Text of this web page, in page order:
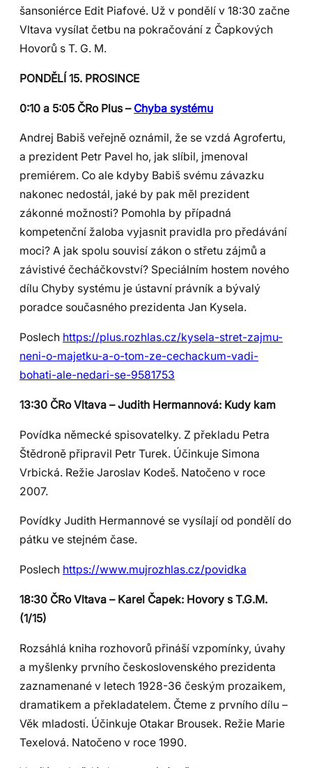
šansoniérce Edit Piafové. Už v pondělí v 18:30 začne
Vltava vysílat četbu na pokračování z Čapkových
Hovorů s T. G. M.
PONDĚLÍ 15. PROSINCE
0:10 a 5:05 ČRo Plus – Chyba systému
Andrej Babiš veřejně oznámil, že se vzdá Agrofertu,
a prezident Petr Pavel ho, jak slíbil, jmenoval
premiérem. Co ale kdyby Babiš svému závazku
nakonec nedostál, jaké by pak měl prezident
zákonné možnosti? Pomohla by případná
kompetenční žaloba vyjasnit pravidla pro předávání
moci? A jak spolu souvisí zákon o střetu zájmů a
závistivé čecháčkovství? Speciálním hostem nového
dílu Chyby systému je ústavní právník a bývalý
poradce současného prezidenta Jan Kysela.
Poslech https://plus.rozhlas.cz/kysela-stret-zajmu-
neni-o-majetku-a-o-tom-ze-cechackum-vadi-
bohati-ale-nedari-se-9581753
13:30 ČRo Vltava – Judith Hermannová: Kudy kam
Povídka německé spisovatelky. Z překladu Petra
Štědroně připravil Petr Turek. Účinkuje Simona
Vrbická. Režie Jaroslav Kodeš. Natočeno v roce
2007.
Povídky Judith Hermannové se vysílají od pondělí do
pátku ve stejném čase.
Poslech https://www.mujrozhlas.cz/povidka
18:30 ČRo Vltava – Karel Čapek: Hovory s T.G.M.
(1/15)
Rozsáhlá kniha rozhovorů přináší vzpomínky, úvahy
a myšlenky prvního československého prezidenta
zaznamenané v letech 1928-36 českým prozaikem,
dramatikem a překladatelem. Čteme z prvního dílu –
Věk mladosti. Účinkuje Otakar Brousek. Režie Marie
Texelová. Natočeno v roce 1990.